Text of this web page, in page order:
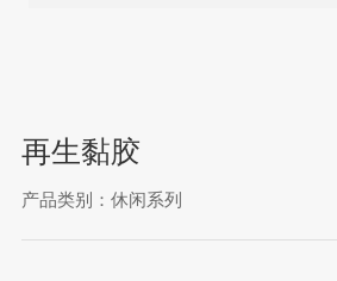
再生黏胶
产品类别：休闲系列